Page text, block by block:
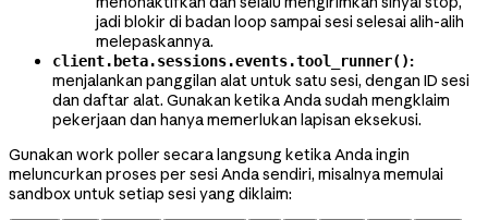
jadi blokir di badan loop sampai sesi selesai alih-alih
melepaskannya.
client.beta.sessions.events.tool_runner():
menjalankan panggilan alat untuk satu sesi, dengan ID sesi
dan daftar alat. Gunakan ketika Anda sudah mengklaim
pekerjaan dan hanya memerlukan lapisan eksekusi.
Gunakan work poller secara langsung ketika Anda ingin
meluncurkan proses per sesi Anda sendiri, misalnya memulai
sandbox untuk setiap sesi yang diklaim: